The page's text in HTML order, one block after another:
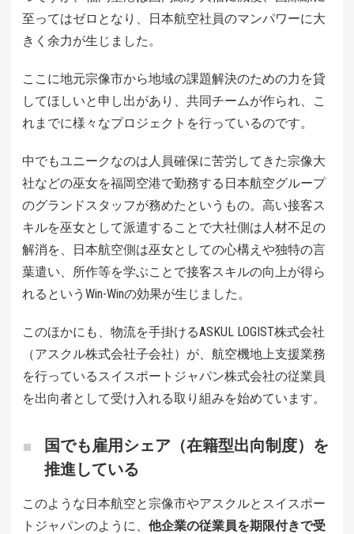
至ってはゼロとなり、日本航空社員のマンパワーに大
きく余力が生じました。
ここに地元宗像市から地域の課題解決のための力を貸
してほしいと申し出があり、共同チームが作られ、こ
れまでに様々なプロジェクトを行っているのです。
中でもユニークなのは人員確保に苦労してきた宗像大
社などの巫女を福岡空港で勤務する日本航空グループ
のグランドスタッフが務めたというもの。高い接客ス
キルを巫女として派遣することで大社側は人材不足の
解消を、日本航空側は巫女としての心構えや独特の言
葉遣い、所作等を学ぶことで接客スキルの向上が得ら
れるというWin-Winの効果が生じました。
このほかにも、物流を手掛けるASKUL LOGIST株式会社
（アスクル株式会社子会社）が、航空機地上支援業務
を行っているスイスポートジャパン株式会社の従業員
を出向者として受け入れる取り組みを始めています。
国でも雇用シェア（在籍型出向制度）を
推進している
このような日本航空と宗像市やアスクルとスイスポー
トジャパンのように、 他企業の従業員を期限付きで受